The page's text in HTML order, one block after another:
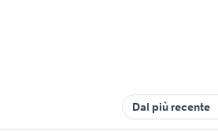
Dal più recente